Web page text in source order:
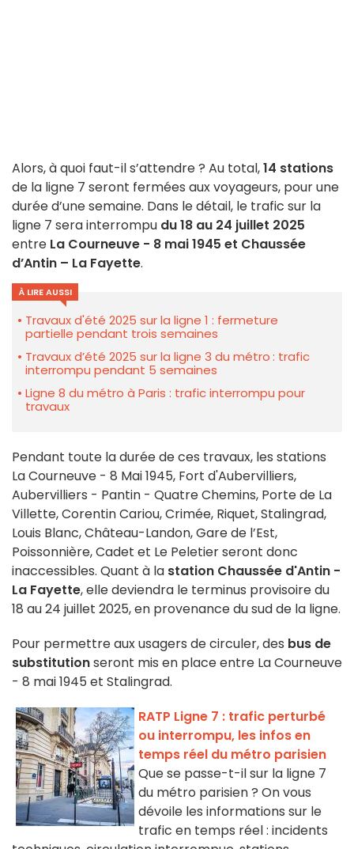
Alors, à quoi faut-il s’attendre ? Au total,14 stations
de la ligne 7 seront fermées aux voyageurs, pour une
durée d’une semaine. Dans le détail, le trafic sur la
ligne 7 sera interrompu du 18 au 24 juillet 2025
entre La Courneuve - 8 mai 1945 et Chaussée
d’Antin – La Fayette.
À LIRE AUSSI
Travaux d'été 2025 sur la ligne 1 : fermeture
partielle pendant trois semaines
Travaux d’été 2025 sur la ligne 3 du métro : trafic
interrompu pendant 5 semaines
Ligne 8 du métro à Paris : trafic interrompu pour
travaux
Pendant toute la durée de ces travaux, les stations
La Courneuve - 8 Mai 1945, Fort d'Aubervilliers,
Aubervilliers - Pantin - Quatre Chemins, Porte de La
Villette, Corentin Cariou, Crimée, Riquet, Stalingrad,
Louis Blanc, Château-Landon, Gare de l’Est,
Poissonnière, Cadet et Le Peletier seront donc
inaccessibles. Quant à la station Chaussée d'Antin -
La Fayette, elle deviendra le terminus provisoire du
18 au 24 juillet 2025, en provenance du sud de la ligne.
Pour permettre aux usagers de circuler, des bus de
substitutionseront mis en place entre La Courneuve
- 8 mai 1945 et Stalingrad.
RATP Ligne 7 : trafic perturbé
ou interrompu, les infos en
temps réel du métro parisien
Que se passe-t-il sur la ligne 7
du métro parisien ? On vous
dévoile les informations sur le
trafic en temps réel : incidents